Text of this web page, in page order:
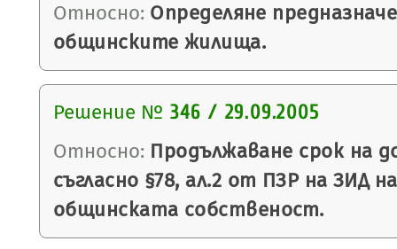
Относно: Определяне
общинските жилища.
Решение № 346 / 29.09.2005
Относно: Продължаване срок на
съгласно §78, ал.2 от ПЗР на ЗИД
общинската собственост.